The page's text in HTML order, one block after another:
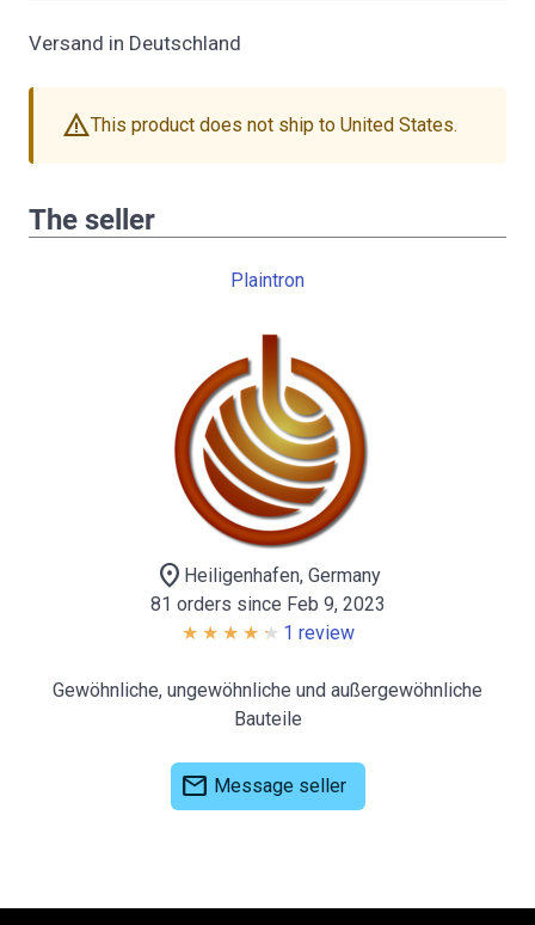
Versand in Deutschland
warningThis product does not ship to United States.
The seller
Plaintron
location_on Heiligenhafen, Germany
81 orders since Feb 9, 2023
1 review
Gewöhnliche, ungewöhnliche und außergewöhnliche
Bauteile
mail Message seller